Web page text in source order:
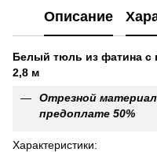
Описание
Белый тюль из фатина
2,8 м
Отрезной
предоплате 50%
Характеристики: